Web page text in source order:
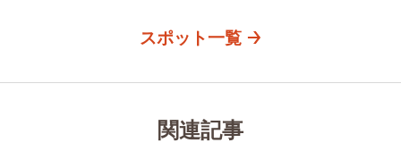
スポット一覧
関連記事